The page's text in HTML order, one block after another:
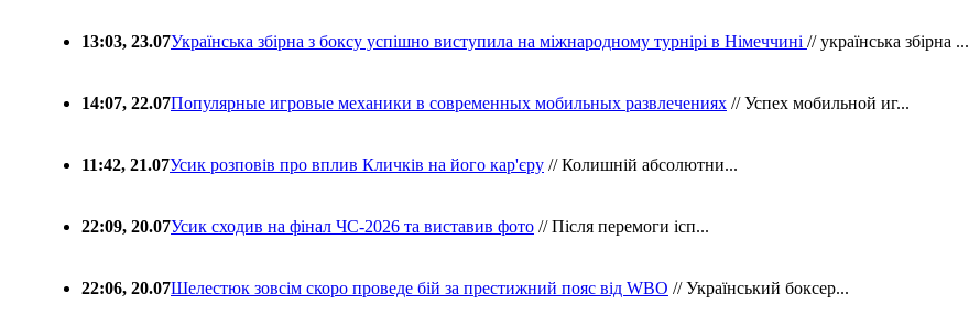
13:03, 23.07Українська збірна з боксу успішно виступила на міжнародному турнірі в Німеччині // українська збірна ...
14:07, 22.07Популярные игровые механики в современных мобильных развлечениях // Успех мобильной иг...
11:42, 21.07Усик розповів про вплив Кличків на його кар'єру // Колишній абсолютни...
22:09, 20.07Усик сходив на фінал ЧС-2026 та виставив фото // Після перемоги ісп...
22:06, 20.07Шелестюк зовсім скоро проведе бій за престижний пояс від WBO // Український боксер...